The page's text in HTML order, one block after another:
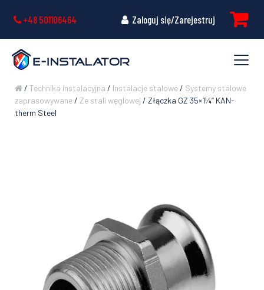
+48 501106464 Zaloguj się/Zarejestruj
/ Technika instalacyjna / Instalacje stalowe/ Systemy stalowe
zaprasowywane/ Ze stali węglowej / Złączka GZ 35×1¼” KAN-
therm Steel